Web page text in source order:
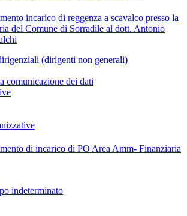
incarico di reggenza a scavalco presso la
del Comune di Sorradile al dott. Antonio
(dirigenti non generali)
comunicazione dei dati
di incarico di PO Area Amm- Finanziaria
indeterminato